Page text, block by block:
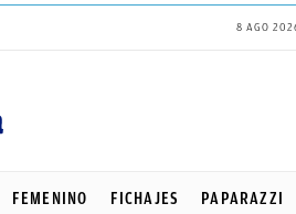
8 AGO
FEMENINO FICHAJES PAPARAZZI